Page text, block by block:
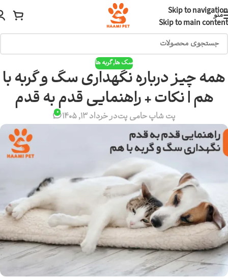
Skip to navigation
Skip to main content
منو
سگ ها,گربه ها
همه چیز درباره نگهداری سگ و گربه با
هم | نکات + راهنمایی قدم به قدم
پت شاپ حامی پتدر خرداد 13, 1405 0